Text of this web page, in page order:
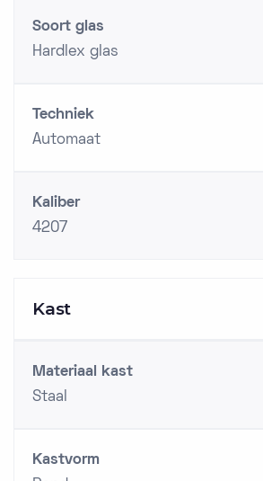
Soort glas
Hardlex glas
Techniek
Automaat
Kaliber
4207
Kast
Materiaal kast
Staal
Kastvorm